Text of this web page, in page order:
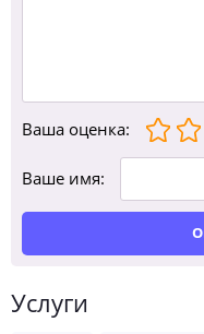
Ваша оценка:
Ваше имя:
Услуги